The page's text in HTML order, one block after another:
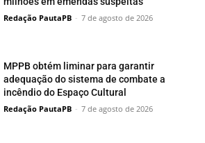
Redação PautaPB - 7 de agosto de 2026
MPPB obtém liminar para garantir
adequação do sistema de combate a
incêndio do Espaço Cultural
Redação PautaPB - 7 de agosto de 2026